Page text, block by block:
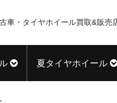
車・タイヤホイール買取&販売
夏タイヤホイール